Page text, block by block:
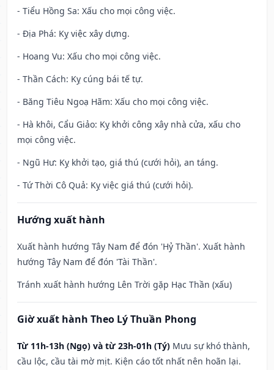
- Tiểu Hồng Sa: Xấu cho mọi công việc.
- Địa Phá: Kỵ việc xây dựng.
- Hoang Vu: Xấu cho mọi công việc.
- Thần Cách: Kỵ cúng bái tế tự.
- Băng Tiêu Ngoạ Hãm: Xấu cho mọi công việc.
- Hà khôi, Cẩu Giảo: Kỵ khởi công xây nhà cửa, xấu cho
mọi công việc.
- Ngũ Hư: Kỵ khởi tạo, giá thú (cưới hỏi), an táng.
- Tứ Thời Cô Quả: Kỵ việc giá thú (cưới hỏi).
Hướng xuất hành
Xuất hành hướng Tây Nam để đón 'Hỷ Thần'. Xuất hành
hướng Tây Nam để đón 'Tài Thần'.
Tránh xuất hành hướng Lên Trời gặp Hạc Thần (xấu)
Giờ xuất hành Theo Lý Thuần Phong
Từ 11h-13h (Ngọ) và từ 23h-01h (Tý) Mưu sự khó thành,
cầu lộc, cầu tài mờ mịt. Kiện cáo tốt nhất nên hoãn lại.